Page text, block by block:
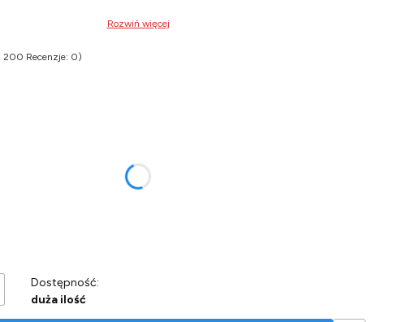
Rozwiń więcej
200 Recenzje: 0)
sekcji Opinie
Dostępność:
duża ilość